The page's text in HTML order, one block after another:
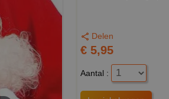
Delen
€ 5,95
Aantal :